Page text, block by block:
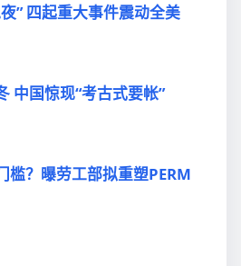
” 四起重大事件震动全美
中国惊现“考古式要帐”
槛？曝劳工部拟重塑PERM